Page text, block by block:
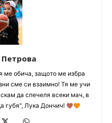
ме обича, защото ме избра
сме си взаимно! Тя ме учи
да спечеля всеки мач, в
губя", Лука Дончич!